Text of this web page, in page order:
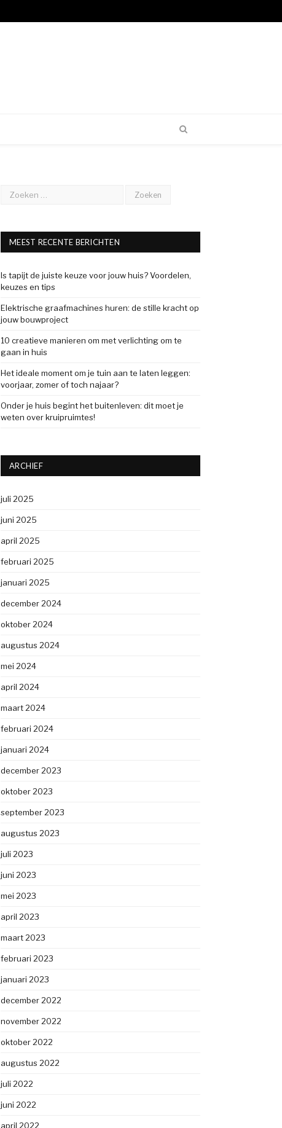
MEEST RECENTE BERICHTEN
Is tapijt de juiste keuze voor jouw huis? Voordelen,
keuzes en tips
Elektrische graafmachines huren: de stille kracht op
jouw bouwproject
10 creatieve manieren om met verlichting om te
gaan in huis
Het ideale moment om je tuin aan te laten leggen:
voorjaar, zomer of toch najaar?
Onder je huis begint het buitenleven: dit moet je
weten over kruipruimtes!
ARCHIEF
juli 2025
juni 2025
april 2025
februari 2025
januari 2025
december 2024
oktober 2024
augustus 2024
mei 2024
april 2024
maart 2024
februari 2024
januari 2024
december 2023
oktober 2023
september 2023
augustus 2023
juli 2023
juni 2023
mei 2023
april 2023
maart 2023
februari 2023
januari 2023
december 2022
november 2022
oktober 2022
augustus 2022
juli 2022
juni 2022
april 2022